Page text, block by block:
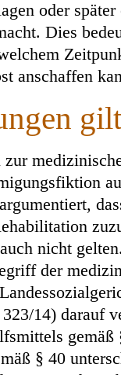
oder
Dies
anschaffen
nicht
der
14) darauf
gemäß
§ 40